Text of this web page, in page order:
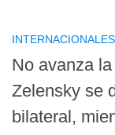
INTERNACIONALES
No avanza
Zelensky se
bilateral,